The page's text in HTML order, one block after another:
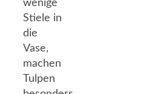
wenige
Stiele in
die
Vase,
machen
Tulpen